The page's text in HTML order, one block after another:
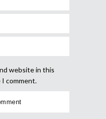
website in this
comment.